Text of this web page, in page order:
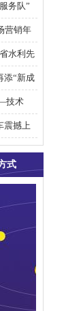
务队”
营销年
水利先
添“新成
技术
震撼上
式